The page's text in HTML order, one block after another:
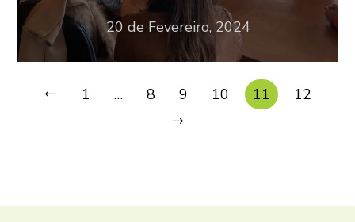
20 de Fevereiro, 2024
1 … 8 9 10 11 12